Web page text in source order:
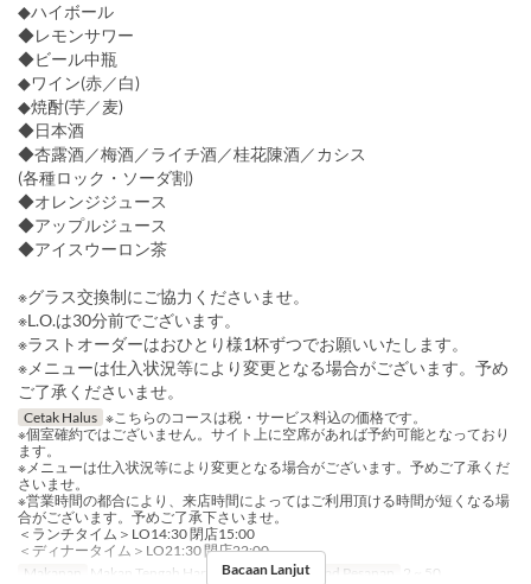
◆ハイボール
◆レモンサワー
◆ビール中瓶
◆ワイン(赤／白)
◆焼酎(芋／麦)
◆日本酒
◆杏露酒／梅酒／ライチ酒／桂花陳酒／カシス
(各種ロック・ソーダ割)
◆オレンジジュース
◆アップルジュース
◆アイスウーロン茶
※グラス交換制にご協力くださいませ。
※L.O.は30分前でございます。
※ラストオーダーはおひとり様1杯ずつでお願いいたします。
※メニューは仕入状況等により変更となる場合がございます。予め
ご了承くださいませ。
Cetak Halus ※こちらのコースは税・サービス料込の価格です。
※個室確約ではございません。サイト上に空席があれば予約可能となっており
ます。
※メニューは仕入状況等により変更となる場合がございます。予めご了承くだ
さいませ。
※営業時間の都合により、来店時間によってはご利用頂ける時間が短くなる場
合がございます。予めご了承下さいませ。
＜ランチタイム＞LO14:30 閉店15:00
＜ディナータイム＞LO21:30 閉店22:00
Makanan
Makan Tengah Hari, Makan Malam Had Pesanan 2 ~ 50
Bacaan Lanjut